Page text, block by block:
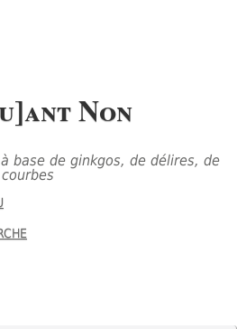
Non
base de ginkgos, de délires, de